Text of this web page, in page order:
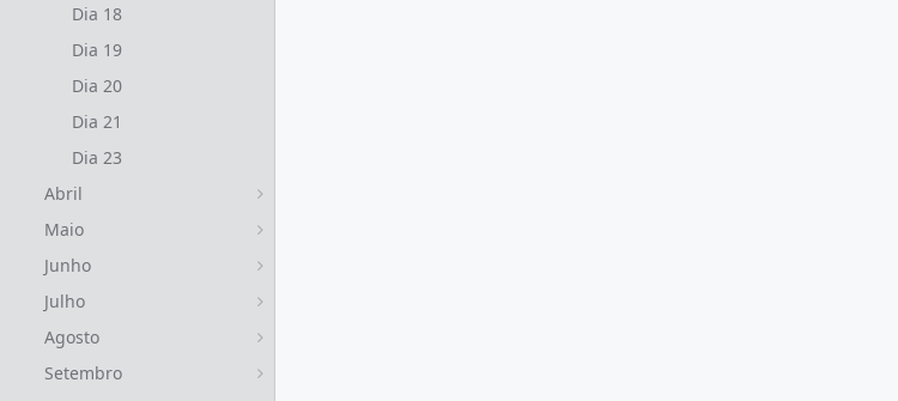
Dia 18
Dia 19
Dia 20
Dia 21
Dia 23
Abril
Maio
Junho
Julho
Agosto
Setembro